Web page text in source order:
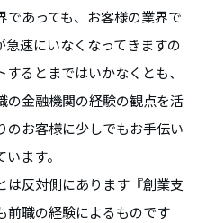
であっても、お客様の業界で
急速にいなくなってきますの
るとまではいかなくとも、
の金融機関の経験の観点を活
のお客様に少しでもお手伝い
ます。
は反対側にあります『創業支
前職の経験によるものです